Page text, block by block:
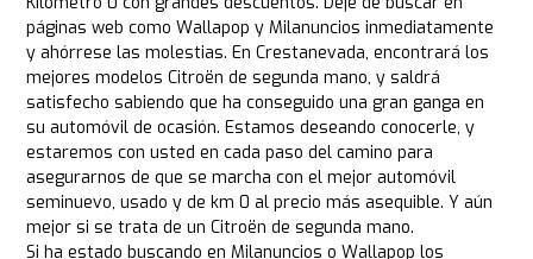
páginas web como Wallapop y Milanuncios inmediatamente
y ahórrese las molestias. En Crestanevada, encontrará los
mejores modelos Citroën de segunda mano, y saldrá
satisfecho sabiendo que ha conseguido una gran ganga en
su automóvil de ocasión. Estamos deseando conocerle, y
estaremos con usted en cada paso del camino para
asegurarnos de que se marcha con el mejor automóvil
seminuevo, usado y de km 0 al precio más asequible. Y aún
mejor si se trata de un Citroën de segunda mano.
Si ha estado buscando en Milanuncios o Wallapop los